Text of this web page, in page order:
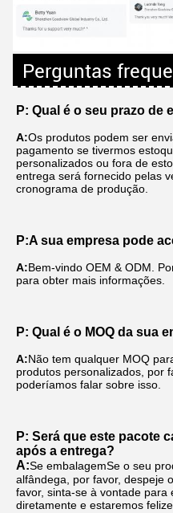
Perguntas
P: Qual é o seu prazo de
A:Os produtos podem ser
pagamento se tivermos
personalizados ou fora de
entrega será fornecido pelas
cronograma de produção.
P:A sua empresa pode
A:Bem-vindo OEM & ODM.
para obter mais informações.
P: Qual é o MOQ da sua
A:Não tem qualquer MOQ
produtos personalizados, por
poderíamos falar sobre isso.
P: Será que este pacote
após a entrega?
A:Se embalagemSe o seu
alfândega, por favor, despeje
favor, sinta-se à vontade
diretamente e estaremos